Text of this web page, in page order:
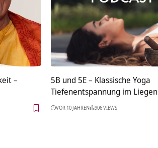
–
5B und 5E – Klassische Yoga
Tiefenentspannung im Liegen
VOR 10 JAHREN 906 VIEWS